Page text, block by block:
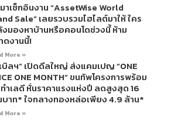
าเช็กอินงาน “AssetWise World
Sale” เลยรวบรวมไฮไลต์มาให้ ใคร
มองหาบ้านหรือคอนโดช่วงนี้ ห้าม
ดงานนี้!
More »
บิลฯ” เปิดดีลใหญ่ ส่งแคมเปญ “ONE
ONE MONTH” ขนทัพโครงการพร้อม
ำเลดี หั่นราคาแรงแห่งปี ลดสูงสุด 16
บาท* ใจกลางทองหล่อเพียง 4.9 ล้าน*
More »